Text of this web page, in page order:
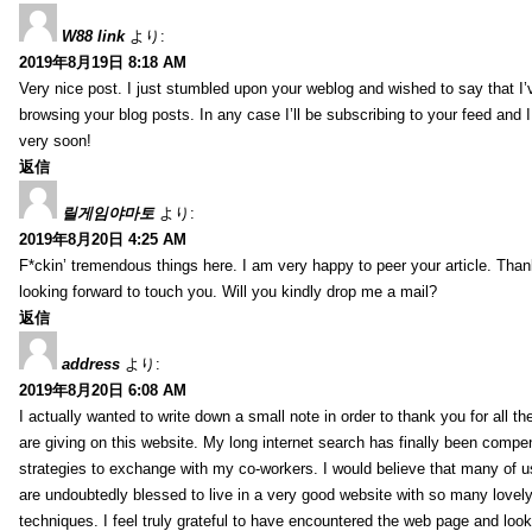
W88 link より:
2019年8月19日 8:18 AM
Very nice post. I just stumbled upon your weblog and wished to say that
browsing your blog posts. In any case I’ll be subscribing to your feed and
very soon!
返信
릴게임야마토 より:
2019年8月20日 4:25 AM
F*ckin’ tremendous things here. I am very happy to peer your article.
looking forward to touch you. Will you kindly drop me a mail?
返信
address より:
2019年8月20日 6:08 AM
I actually wanted to write down a small note in order to thank you for all
are giving on this website. My long internet search has finally been
strategies to exchange with my co-workers. I would believe that many of
are undoubtedly blessed to live in a very good website with so many
techniques. I feel truly grateful to have encountered the web page and